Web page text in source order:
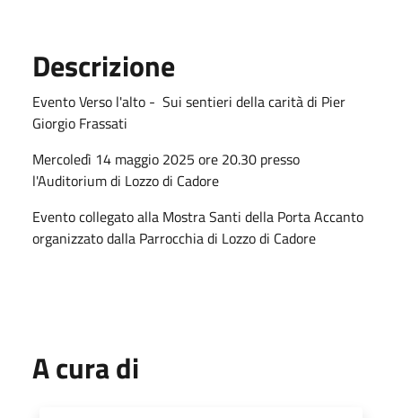
Descrizione
Evento Verso l'alto - Sui sentieri della carità di Pier
Giorgio Frassati
Mercoledì 14 maggio 2025 ore 20.30 presso
l'Auditorium di Lozzo di Cadore
Evento collegato alla Mostra Santi della Porta Accanto
organizzato dalla Parrocchia di Lozzo di Cadore
A cura di